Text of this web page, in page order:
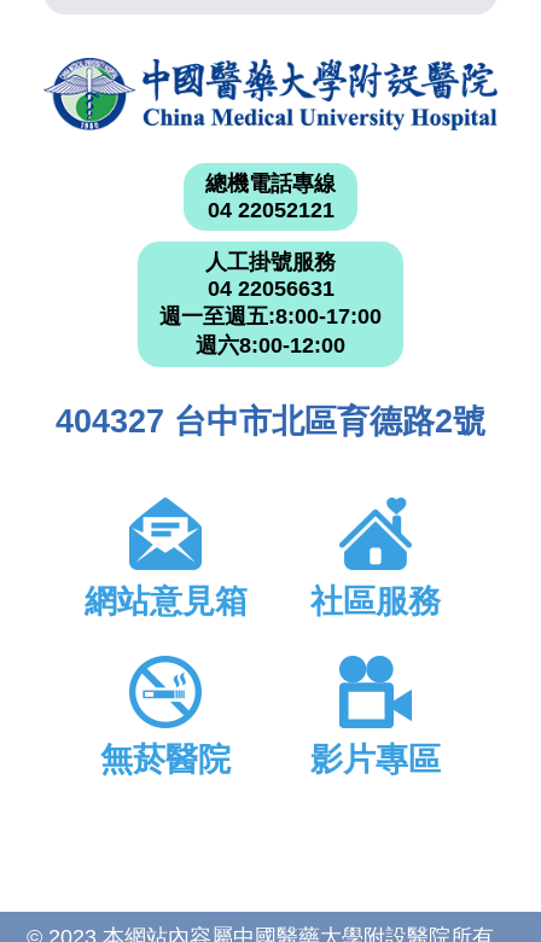
總機電話專線
04 22052121
人工掛號服務
04 22056631
週一至週五:8:00-17:00
週六8:00-12:00
404327 台中市北區育德路2號
網站意見箱 社區服務
無菸醫院 影片專區
© 2023 本網站內容屬中國醫藥大學附設醫院所有，